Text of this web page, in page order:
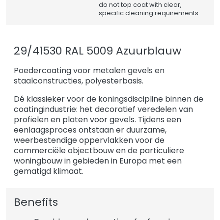
do not top coat with clear,
specific cleaning requirements.
29/41530 RAL 5009 Azuurblauw
Poedercoating voor metalen gevels en
staalconstructies, polyesterbasis.
Dé klassieker voor de koningsdiscipline binnen de
coatingindustrie: het decoratief veredelen van
profielen en platen voor gevels. Tijdens een
eenlaagsproces ontstaan er duurzame,
weerbestendige oppervlakken voor de
commerciële objectbouw en de particuliere
woningbouw in gebieden in Europa met een
gematigd klimaat.
Benefits